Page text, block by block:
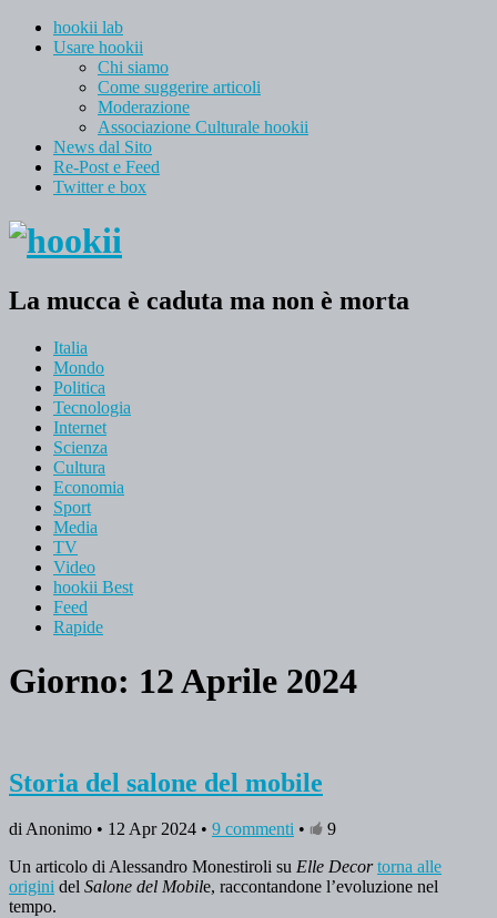
hookii lab
Usare hookii
Chi siamo
Come suggerire articoli
Moderazione
Associazione Culturale hookii
News dal Sito
Re-Post e Feed
Twitter e box
La mucca è caduta ma non è morta
Italia
Mondo
Politica
Tecnologia
Internet
Scienza
Cultura
Economia
Sport
Media
TV
Video
hookii Best
Feed
Rapide
Giorno: 12 Aprile 2024
Storia del salone del mobile
di Anonimo • 12 Apr 2024 • 9 commenti •
9
Un articolo di Alessandro Monestiroli su Elle Decortorna alle
origini del Salone del Mobile, raccontandone l’evoluzione nel
tempo.